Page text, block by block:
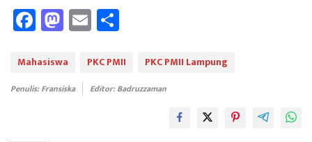
Fa
ce
b
oo
M
as
to
d
E
m
ail e
Mahasiswa PKC PMII PKC PMII Lampung
Penulis: Fransiska Editor: Badruzzaman